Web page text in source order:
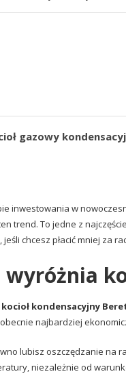
gazowy
inwestowania w
trend. To jedne z
jeśli chcesz płacić mniej za
wyróżnia
kocioł kondensacyjny
najbardziej
lubisz oszczędzanie na
niezależnie od